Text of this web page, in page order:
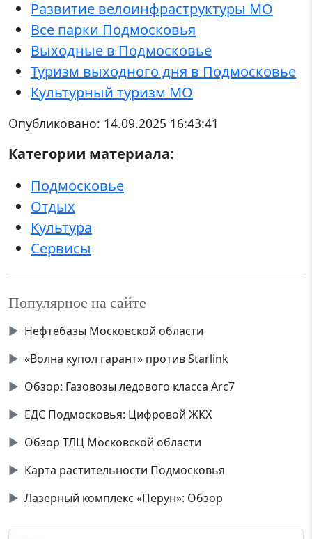
Развитие велоинфраструктуры МО
Все парки Подмосковья
Выходные в Подмосковье
Туризм выходного дня в Подмосковье
Культурный туризм МО
Опубликовано: 14.09.2025 16:43:41
Категории материала:
Подмосковье
Отдых
Культура
Сервисы
Популярное на сайте
▶ Нефтебазы Московской области
▶ «Волна купол гарант» против Starlink
▶ Обзор: Газовозы ледового класса Аrc7
▶ ЕДС Подмосковья: Цифровой ЖКХ
▶ Обзор ТЛЦ Московской области
▶ Карта растительности Подмосковья
▶ Лазерный комплекс «Перун»: Обзор